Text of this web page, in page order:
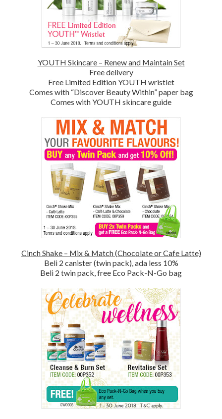
YOUTH Skincare – Renew and Maintain Set
Free delivery
Free Limited Edition YOUTH wristlet
Comes with “Discover Beauty Within” paper bag
Comes with YOUTH skincare guide
Cinch Shake – Mix & Match (Chocolate or Cafe Latte)
Beli 2 canister (twin pack), ada less 10%
Beli 2 twin pack, free Eco Pack-N-Go bag